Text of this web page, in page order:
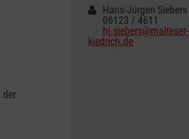
Hans-Jürgen Siebers
06123 / 4611
hj.siebers@malteser-
kiedrich.de